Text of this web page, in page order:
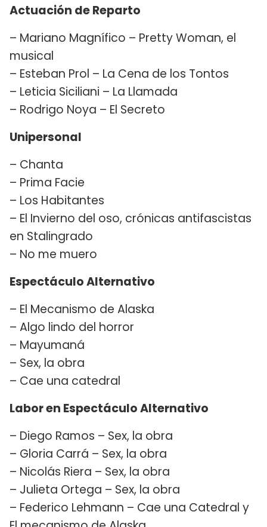
Actuación de Reparto
– Mariano Magnífico – Pretty Woman, el
musical
– Esteban Prol – La Cena de los Tontos
– Leticia Siciliani – La Llamada
– Rodrigo Noya – El Secreto
Unipersonal
– Chanta
– Prima Facie
– Los Habitantes
– El Invierno del oso, crónicas antifascistas
en Stalingrado
– No me muero
Espectáculo Alternativo
– El Mecanismo de Alaska
– Algo lindo del horror
– Mayumaná
– Sex, la obra
– Cae una catedral
Labor en Espectáculo Alternativo
– Diego Ramos – Sex, la obra
– Gloria Carrá – Sex, la obra
– Nicolás Riera – Sex, la obra
– Julieta Ortega – Sex, la obra
– Federico Lehmann – Cae una Catedral y